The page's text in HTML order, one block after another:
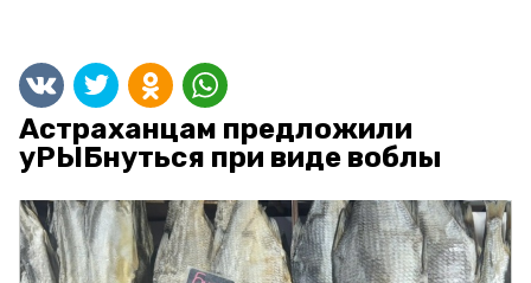
Астраханцам предложили
уРЫБнуться при виде воблы